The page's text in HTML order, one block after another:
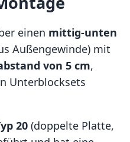
einen mittig-unten
Außengewinde) mit
von 5 cm,
Unterblocksets
20 (doppelte Platte,